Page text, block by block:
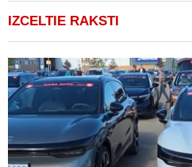
IZCELTIE RAKSTI